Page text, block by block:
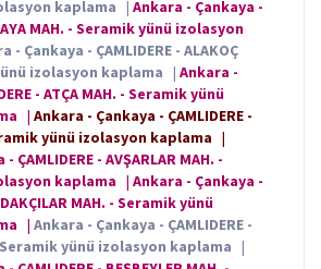
kaplama | Ankara - Çankaya -
MAH. - Seramik yünü izolasyon
- Çankaya - ÇAMLIDERE - ALAKOÇ
izolasyon kaplama | Ankara -
- ATÇA MAH. - Seramik yünü
| Ankara - Çankaya - ÇAMLIDERE -
yünü izolasyon kaplama |
ÇAMLIDERE - AVŞARLAR MAH. -
kaplama | Ankara - Çankaya -
MAH. - Seramik yünü
| Ankara - Çankaya - ÇAMLIDERE -
Seramik yünü izolasyon kaplama |